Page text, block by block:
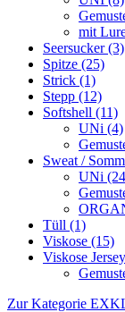
mit
Seersucker (3)
Spitze (25)
Strick (1)
Stepp (12)
Softshell (11)
UNi (4)
Sweat /
UNi
Tüll (1)
Viskose (15)
Viskose
Zur Kategorie